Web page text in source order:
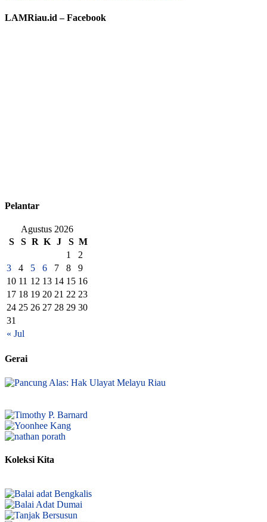
LAMRiau.id – Facebook
Pelantar
Agustus 2026
S
S R K J S M
« Jul
1
2
3
4 5 6 7 8
9
10 11 12 13 14 15 16
17 18 19 20 21 22 23
24 25 26 27 28 29 30
31
Gerai
Koleksi Kita